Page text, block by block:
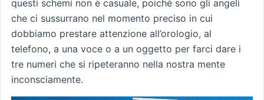
questi schemi non è casuale, poiché sono gli angeli
che ci sussurrano nel momento preciso in cui
dobbiamo prestare attenzione all’orologio, al
telefono, a una voce o a un oggetto per farci dare i
tre numeri che si ripeteranno nella nostra mente
inconsciamente.